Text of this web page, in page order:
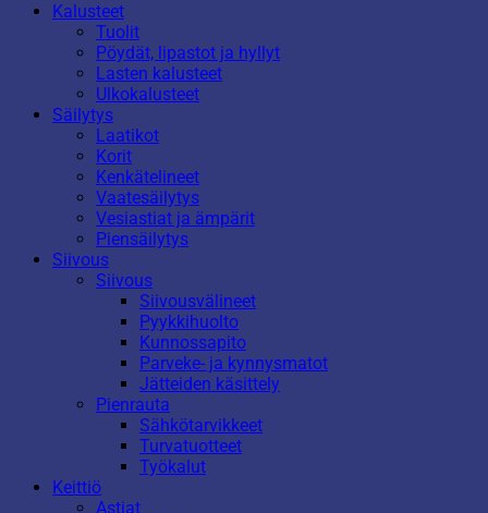
Kalusteet
Tuolit
Pöydät, lipastot ja hyllyt
Lasten kalusteet
Ulkokalusteet
Säilytys
Laatikot
Korit
Kenkätelineet
Vaatesäilytys
Vesiastiat ja ämpärit
Piensäilytys
Siivous
Siivous
Siivousvälineet
Pyykkihuolto
Kunnossapito
Parveke- ja kynnysmatot
Jätteiden käsittely
Pienrauta
Sähkötarvikkeet
Turvatuotteet
Työkalut
Keittiö
Astiat